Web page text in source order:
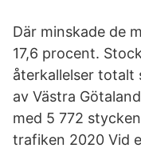
Där minskade de
17,6 procent.
återkallelser totalt
av Västra
med 5 772
trafiken 2020 Vid